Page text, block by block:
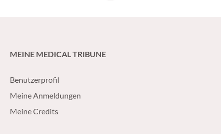
MEINE MEDICAL TRIBUNE
Benutzerprofil
Meine Anmeldungen
Meine Credits